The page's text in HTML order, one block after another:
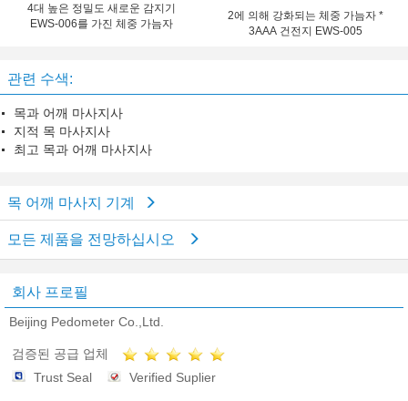
4대 높은 정밀도 새로운 감지기
EWS-006를 가진 체중 가늠자
2에 의해 강화되는 체중 가늠자 *
3AAA 건전지 EWS-005
관련 수색:
목과 어깨 마사지사
지적 목 마사지사
최고 목과 어깨 마사지사
목 어깨 마사지 기계
모든 제품을 전망하십시오
회사 프로필
Beijing Pedometer Co.,Ltd.
검증된 공급 업체
Trust Seal
Verified Suplier